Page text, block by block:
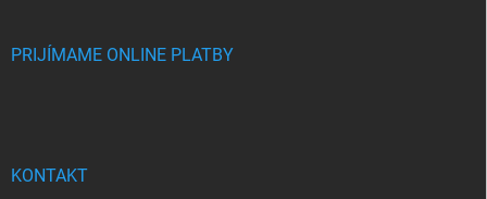
PRIJÍMAME ONLINE PLATBY
KONTAKT